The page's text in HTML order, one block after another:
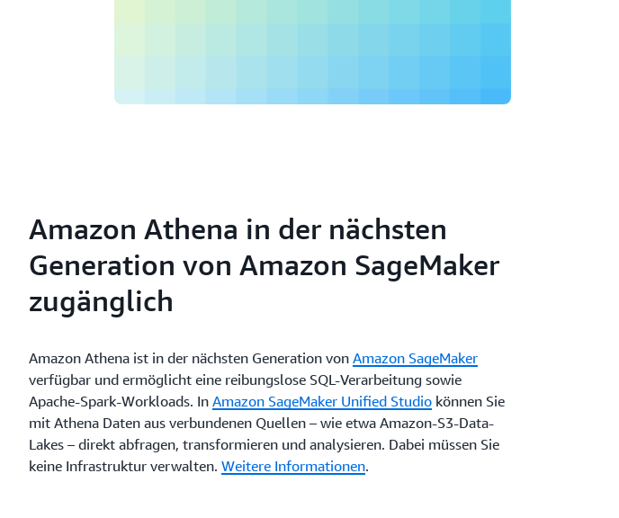
Amazon Athena in der nächsten
Generation von Amazon SageMaker
zugänglich
Amazon Athena ist in der nächsten Generation von Amazon SageMaker
verfügbar und ermöglicht eine reibungslose SQL-Verarbeitung sowie
Apache-Spark-Workloads. In Amazon SageMaker Unified Studio können Sie
mit Athena Daten aus verbundenen Quellen – wie etwa Amazon-S3-Data-
Lakes – direkt abfragen, transformieren und analysieren. Dabei müssen Sie
keine Infrastruktur verwalten. Weitere Informationen.